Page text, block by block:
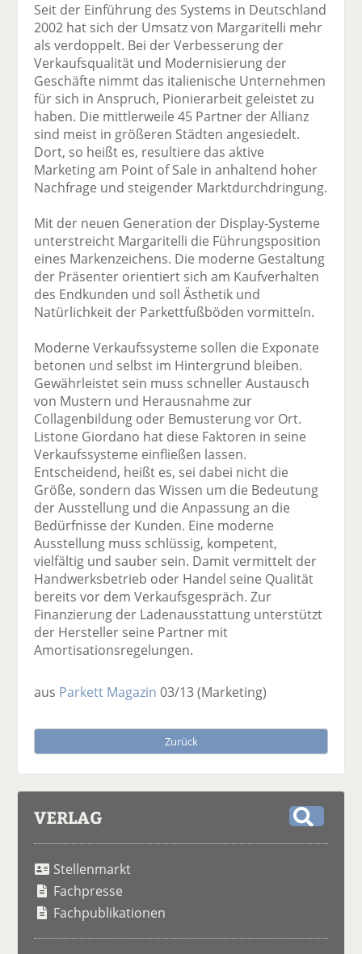
Seit der Einführung des Systems in Deutschland
2002 hat sich der Umsatz von Margaritelli mehr
als verdoppelt. Bei der Verbesserung der
Verkaufsqualität und Modernisierung der
Geschäfte nimmt das italienische Unternehmen
für sich in Anspruch, Pionierarbeit geleistet zu
haben. Die mittlerweile 45 Partner der Allianz
sind meist in größeren Städten angesiedelt.
Dort, so heißt es, resultiere das aktive
Marketing am Point of Sale in anhaltend hoher
Nachfrage und steigender Marktdurchdringung.
Mit der neuen Generation der Display-Systeme
unterstreicht Margaritelli die Führungsposition
eines Markenzeichens. Die moderne Gestaltung
der Präsenter orientiert sich am Kaufverhalten
des Endkunden und soll Ästhetik und
Natürlichkeit der Parkettfußböden vormitteln.
Moderne Verkaufssysteme sollen die Exponate
betonen und selbst im Hintergrund bleiben.
Gewährleistet sein muss schneller Austausch
von Mustern und Herausnahme zur
Collagenbildung oder Bemusterung vor Ort.
Listone Giordano hat diese Faktoren in seine
Verkaufssysteme einfließen lassen.
Entscheidend, heißt es, sei dabei nicht die
Größe, sondern das Wissen um die Bedeutung
der Ausstellung und die Anpassung an die
Bedürfnisse der Kunden. Eine moderne
Ausstellung muss schlüssig, kompetent,
vielfältig und sauber sein. Damit vermittelt der
Handwerksbetrieb oder Handel seine Qualität
bereits vor dem Verkaufsgespräch. Zur
Finanzierung der Ladenausstattung unterstützt
der Hersteller seine Partner mit
Amortisationsregelungen.
aus Parkett Magazin 03/13(Marketing)
Zurück
VERLAG
Stellenmarkt
Fachpresse
Fachpublikationen